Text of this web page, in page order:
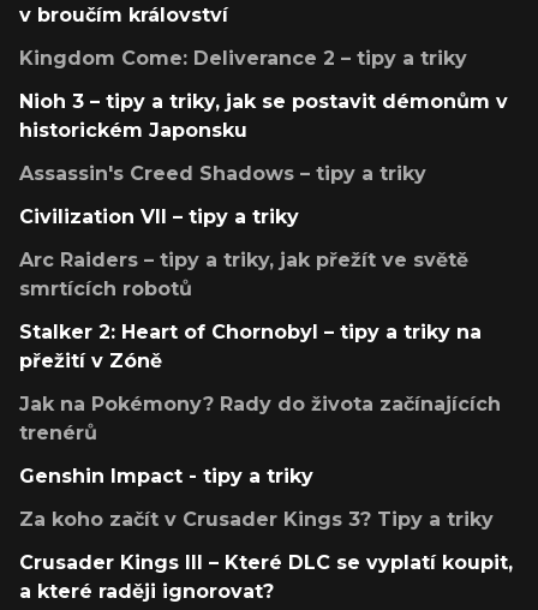
v broučím království
Kingdom Come: Deliverance 2 – tipy a triky
Nioh 3 – tipy a triky, jak se postavit démonům v
historickém Japonsku
Assassin's Creed Shadows – tipy a triky
Civilization VII – tipy a triky
Arc Raiders – tipy a triky, jak přežít ve světě
smrtících robotů
Stalker 2: Heart of Chornobyl – tipy a triky na
přežití v Zóně
Jak na Pokémony? Rady do života začínajících
trenérů
Genshin Impact - tipy a triky
Za koho začít v Crusader Kings 3? Tipy a triky
Crusader Kings III – Které DLC se vyplatí koupit,
a které raději ignorovat?